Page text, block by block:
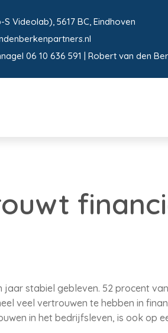
Videolab), 5617 BC, Eindhoven
06 10 636 591 | Robert van den
stabiel gebleven. 52 procent
veel vertrouwen te hebben in
in het bedrijfsleven, is ook op